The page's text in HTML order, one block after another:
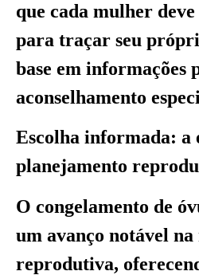
que cada mulher
para traçar seu
base em informações
aconselhamento
Escolha informada: a
planejamento
O congelamento de
um avanço notável
reprodutiva,